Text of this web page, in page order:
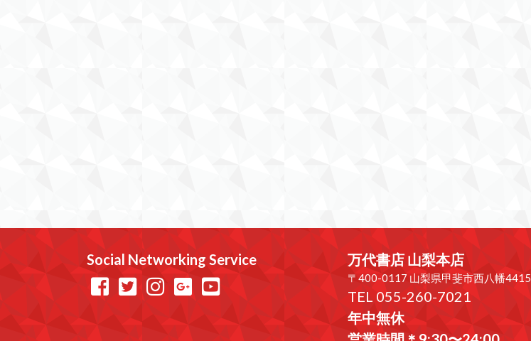
Social Networking Service 万代書店 山梨本店
〒400-0117 山梨県甲斐市西八幡4415
TEL 055-260-7021
年中無休